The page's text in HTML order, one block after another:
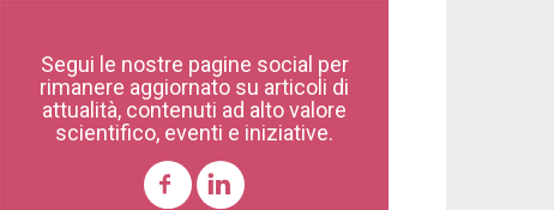
Segui le nostre pagine social per
rimanere aggiornato su articoli di
attualità, contenuti ad alto valore
scientifico, eventi e iniziative.